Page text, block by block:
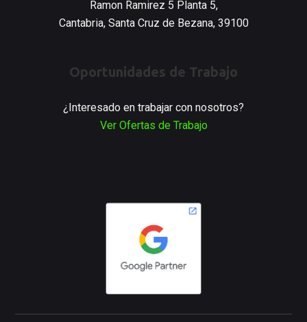
Ramon Ramirez 5 Planta 5,
Cantabria, Santa Cruz de Bezana, 39100
Oportunidades de Trabajo
¿Interesado en trabajar con nosotros?
Ver Ofertas de Trabajo